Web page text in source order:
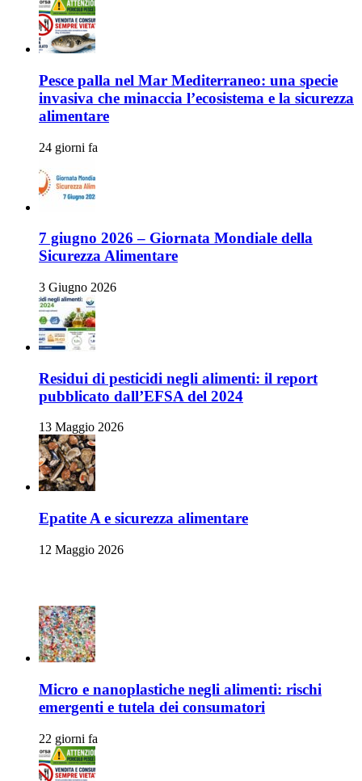
Pesce palla nel Mar Mediterraneo: una specie
invasiva che minaccia l’ecosistema e la sicurezza
alimentare
24 giorni fa
7 giugno 2026 – Giornata Mondiale della
Sicurezza Alimentare
3 Giugno 2026
Residui di pesticidi negli alimenti: il report
pubblicato dall’EFSA del 2024
13 Maggio 2026
Epatite A e sicurezza alimentare
12 Maggio 2026
Micro e nanoplastiche negli alimenti: rischi
emergenti e tutela dei consumatori
22 giorni fa